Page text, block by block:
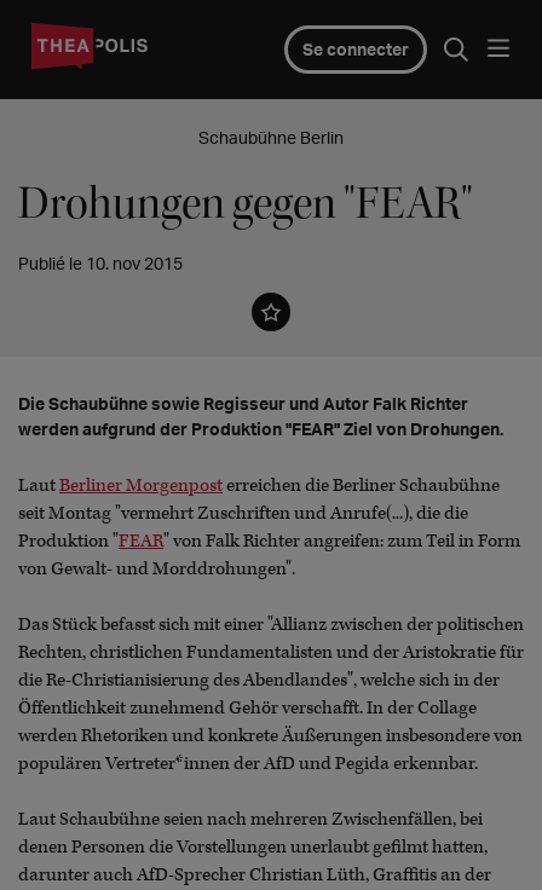
Se connecter
Schaubühne Berlin
Drohungen gegen "FEAR"
Publié le 10. nov 2015
Die Schaubühne sowie Regisseur und Autor Falk Richter
werden aufgrund der Produktion "FEAR" Ziel von Drohungen.
LautBerliner Morgenposterreichen die Berliner Schaubühne
seit Montag "vermehrt Zuschriften und Anrufe(...), die die
Produktion "FEAR" von Falk Richter angreifen: zum Teil in Form
von Gewalt- und Morddrohungen".
Das Stück befasst sich mit einer "Allianz zwischen der politischen
Rechten, christlichen Fundamentalisten und der Aristokratie für
die Re-Christianisierung des Abendlandes", welche sich in der
Öffentlichkeit zunehmend Gehör verschafft. In der Collage
werden Rhetoriken und konkrete Äußerungen insbesondere von
populären Vertreter*innen der AfD und Pegida erkennbar.
Laut Schaubühne seien nach mehreren Zwischenfällen, bei
denen Personen die Vorstellungen unerlaubt gefilmt hatten,
darunter auch AfD-Sprecher Christian Lüth, Graffitis an der